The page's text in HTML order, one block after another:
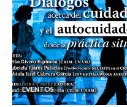
EVENTOS